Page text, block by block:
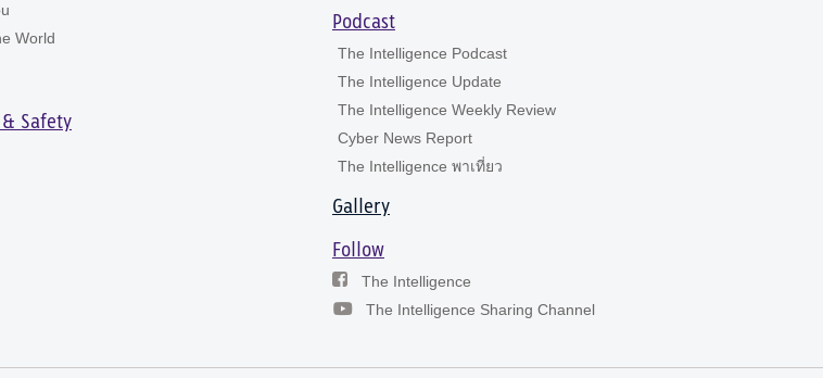
World
Safety
Podcast
The Intelligence Podcast
The Intelligence Update
The Intelligence Weekly Review
Cyber News Report
The Intelligence พาเที่ยว
Gallery
Follow
The Intelligence
The Intelligence Sharing Channel